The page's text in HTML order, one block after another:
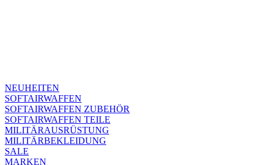
NEUHEITEN
SOFTAIRWAFFEN
SOFTAIRWAFFEN ZUBEHÖR
SOFTAIRWAFFEN TEILE
MILITÄRAUSRÜSTUNG
MILITÄRBEKLEIDUNG
SALE
MARKEN